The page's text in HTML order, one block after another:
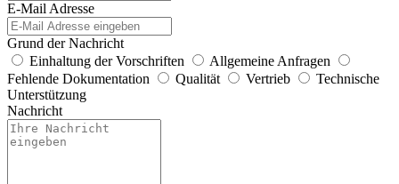
E-Mail Adresse
Grund der Nachricht
Einhaltung der Vorschriften
Allgemeine Anfragen
Fehlende Dokumentation
Qualität Vertrieb
Technische
Unterstützung
Nachricht